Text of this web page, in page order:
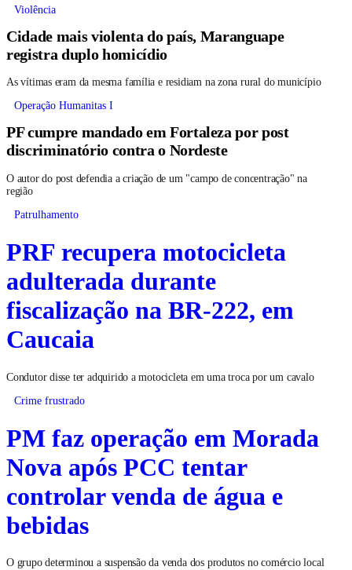
Violência
Cidade mais violenta do país, Maranguape
registra duplo homicídio
As vítimas eram da mesma família e residiam na zona rural do município
Operação Humanitas I
PF cumpre mandado em Fortaleza por post
discriminatório contra o Nordeste
O autor do post defendia a criação de um "campo de concentração" na
região
Patrulhamento
PRF recupera motocicleta
adulterada durante
fiscalização na BR-222, em
Caucaia
Condutor disse ter adquirido a motocicleta em uma troca por um cavalo
Crime frustrado
PM faz operação em Morada
Nova após PCC tentar
controlar venda de água e
bebidas
O grupo determinou a suspensão da venda dos produtos no comércio local